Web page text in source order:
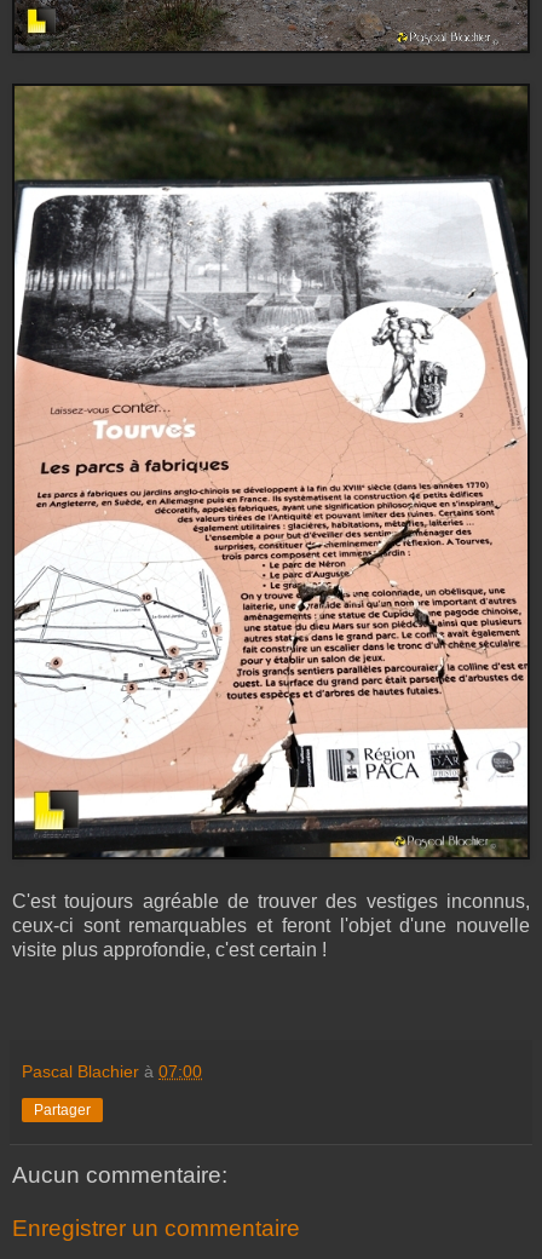
C'est toujours agréable de trouver des vestiges inconnus,
ceux-ci sont remarquables et feront l'objet d'une nouvelle
visite plus approfondie, c'est certain !
Pascal Blachier à 07:00
Partager
Aucun commentaire:
Enregistrer un commentaire